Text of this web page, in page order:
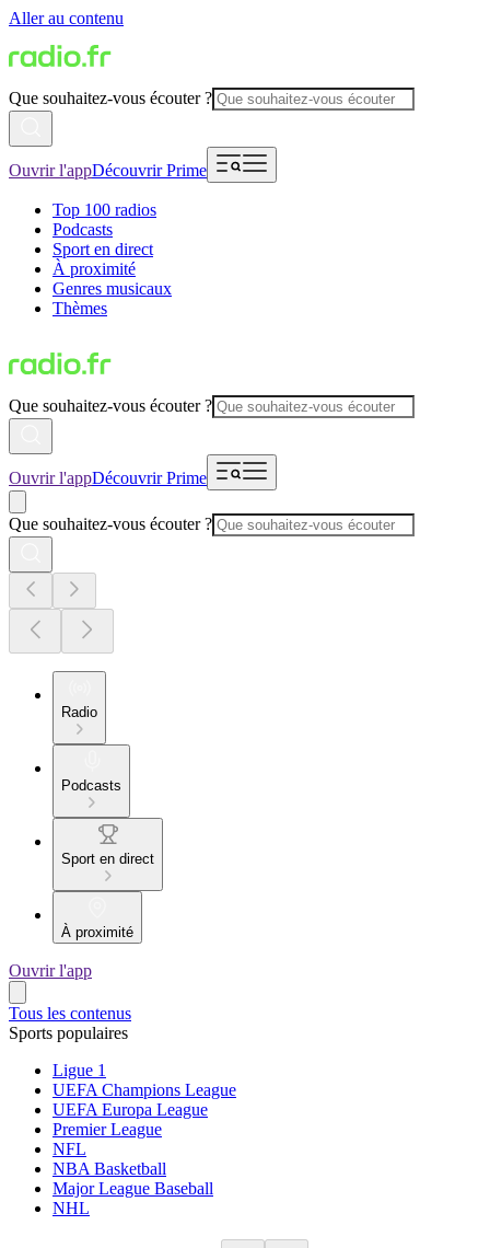
Aller au contenu
Que souhaitez-vous écouter ?
Ouvrir l'appDécouvrir Prime
Top 100 radios
Podcasts
Sport en direct
À proximité
Genres musicaux
Thèmes
Que souhaitez-vous écouter ?
Ouvrir l'appDécouvrir Prime
Que souhaitez-vous écouter ?
Radio
Podcasts
Sport en direct
À proximité
Ouvrir l'app
Tous les contenus
Sports populaires
Ligue 1
UEFA Champions League
UEFA Europa League
Premier League
NFL
NBA Basketball
Major League Baseball
NHL